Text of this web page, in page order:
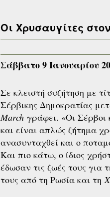
Οι Χρυσαυγίτες
Σάββατο 9 Ιανουαρίου
Σε κλειστή συζήτηση με
Σέρβικης Δημοκρατίας
March γράφει. «Οι
και είναι απλώς ζήτημα
ανασυνταχθεί και ο
Και πιο κάτω, ο ίδιος
έδωσαν τις ζωές τους για
τους από τη Ρωσία και τη